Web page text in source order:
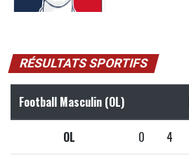
RÉSULTATS SPORTIFS
Football Masculin (OL)
OL 0 4